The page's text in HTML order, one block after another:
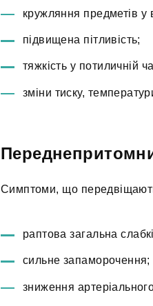
кружляння предметів у
підвищена пітливість;
тяжкість у потиличній
зміни тиску,
Симптоми, що передвіщають
раптова загальна
сильне запаморочення;
зниження